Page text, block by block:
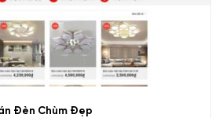
Đèn Chùm Đẹp